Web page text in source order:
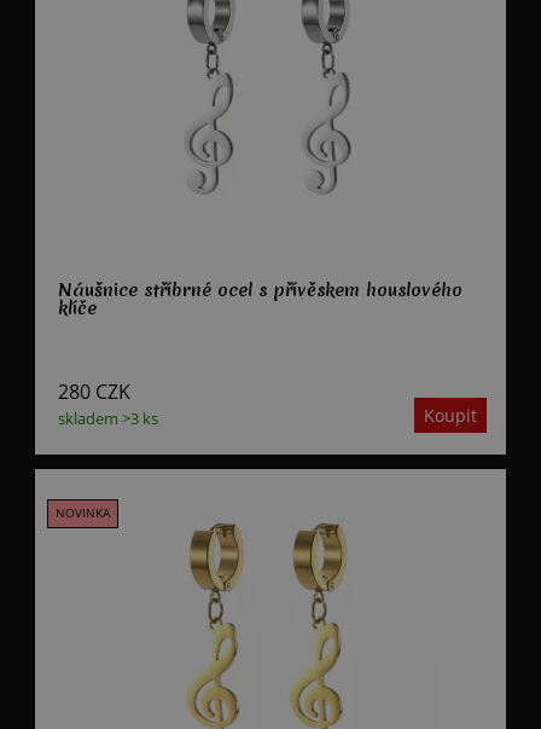
Náušnice stříbrné ocel s přívěskem houslového
klíče
skladem >3 ks
280 CZK